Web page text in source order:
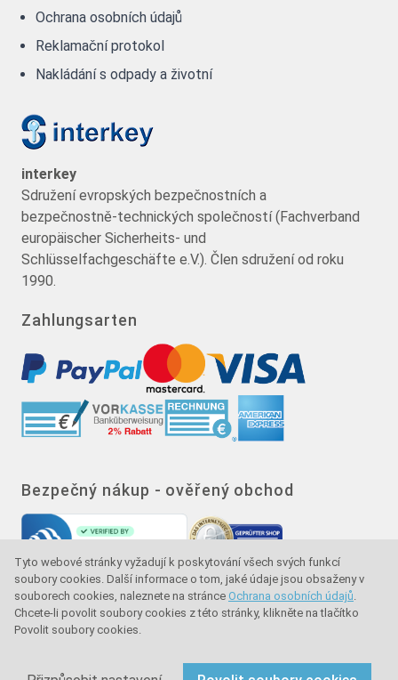
Tyto webové stránky vyžadují k poskytování všech svých funkcí
soubory cookies. Další informace o tom, jaké údaje jsou obsaženy v
souborech cookies, naleznete na stránce Ochrana osobních údajů.
Chcete-li povolit soubory cookies z této stránky, klikněte na tlačítko
Povolit soubory cookies.
Ochrana osobních údajů
Reklamační protokol
Nakládání s odpady a životní
interkey
Sdružení evropských bezpečnostních a
bezpečnostně-technických společností (Fachverband
europäischer Sicherheits- und
Schlüsselfachgeschäfte e.V.). Člen sdružení od roku
1990.
Zahlungsarten
Bezpečný nákup - ověřený obchod
Značka kvality - ochrana kupujícího - ochrana